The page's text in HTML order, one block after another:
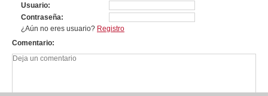
Usuario
Contraseña
¿Aún no eres usuario? Registro
Comentario